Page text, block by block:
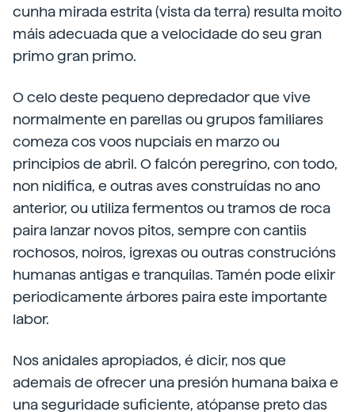
cunha mirada estrita (vista da terra) resulta moito
máis adecuada que a velocidade do seu gran
primo gran primo.
O celo deste pequeno depredador que vive
normalmente en parellas ou grupos familiares
comeza cos voos nupciais en marzo ou
principios de abril. O falcón peregrino, con todo,
non nidifica, e outras aves construídas no ano
anterior, ou utiliza fermentos ou tramos de roca
paira lanzar novos pitos, sempre con cantiis
rochosos, noiros, igrexas ou outras construcións
humanas antigas e tranquilas. Tamén pode elixir
periodicamente árbores paira este importante
labor.
Nos anidales apropiados, é dicir, nos que
ademais de ofrecer una presión humana baixa e
una seguridade suficiente, atópanse preto das